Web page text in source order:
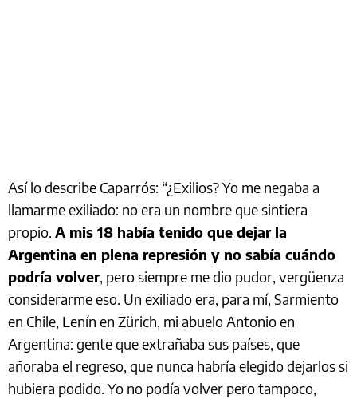
Así lo describe Caparrós: “¿Exilios? Yo me negaba a
llamarme exiliado: no era un nombre que sintiera
propio. A mis 18 había tenido que dejar la
Argentina en plena represión y no sabía cuándo
podría volver, pero siempre me dio pudor, vergüenza
considerarme eso. Un exiliado era, para mí, Sarmiento
en Chile, Lenín en Zürich, mi abuelo Antonio en
Argentina: gente que extrañaba sus países, que
añoraba el regreso, que nunca habría elegido dejarlos si
hubiera podido. Yo no podía volver pero tampoco,